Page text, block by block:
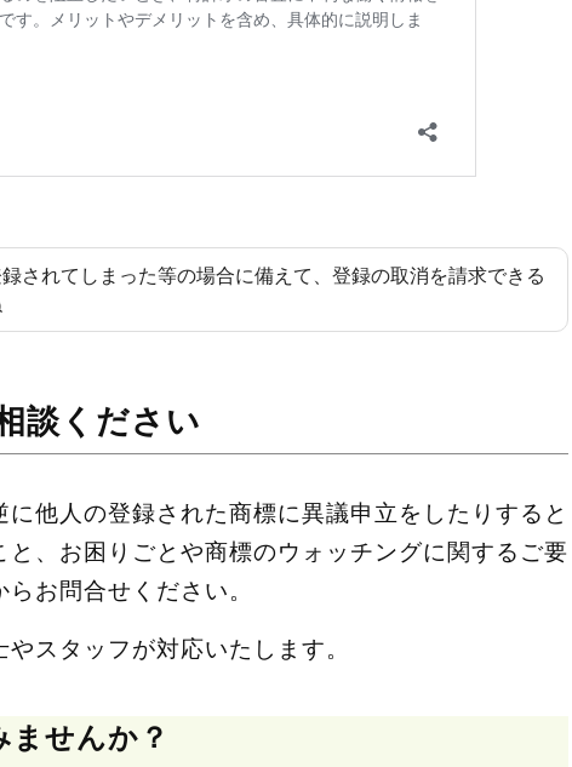
されてしまった等の場合に備えて、登録の取消を請求できる
談ください
他人の登録された商標に異議申立をしたりすると
、お困りごとや商標のウォッチングに関するご要
お問合せください。
スタッフが対応いたします。
ませんか？